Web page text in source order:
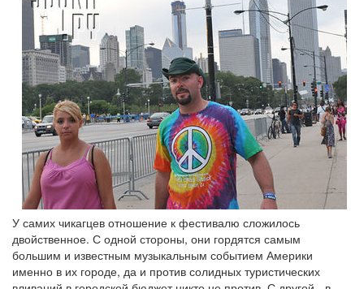
У самих чикагцев отношение к фестивалю сложилось
двойственное. С одной стороны, они гордятся самым
большим и известным музыкальным событием Америки
именно в их городе, да и против солидных туристических